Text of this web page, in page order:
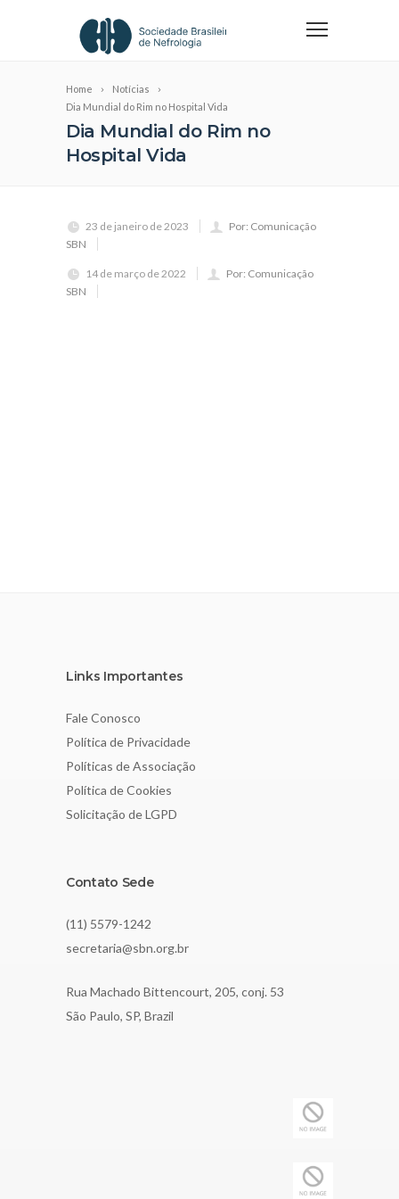
Home
Notícias
Dia Mundial do Rim no Hospital Vida
Dia Mundial do Rim no
Hospital Vida
23 de janeiro de 2023
Por: Comunicação
SBN
14 de março de 2022
Por: Comunicação
SBN
Links Importantes
Fale Conosco
Política de Privacidade
Políticas de Associação
Política de Cookies
Solicitação de LGPD
Contato Sede
(11) 5579-1242
secretaria@sbn.org.br
Rua Machado Bittencourt, 205, conj. 53
São Paulo, SP, Brazil